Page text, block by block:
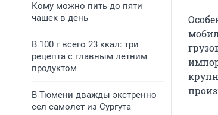
Кому можно пить до пяти
чашек в день
В 100 г всего 23 ккал: три
рецепта с главным летним
продуктом
В Тюмени дважды экстренно
сел самолет из Сургута